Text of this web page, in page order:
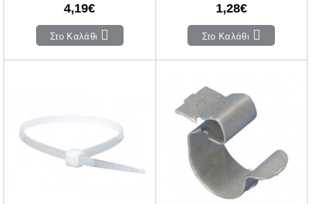
4,19€
Στο Καλάθι
1,28€
Στο Καλάθι